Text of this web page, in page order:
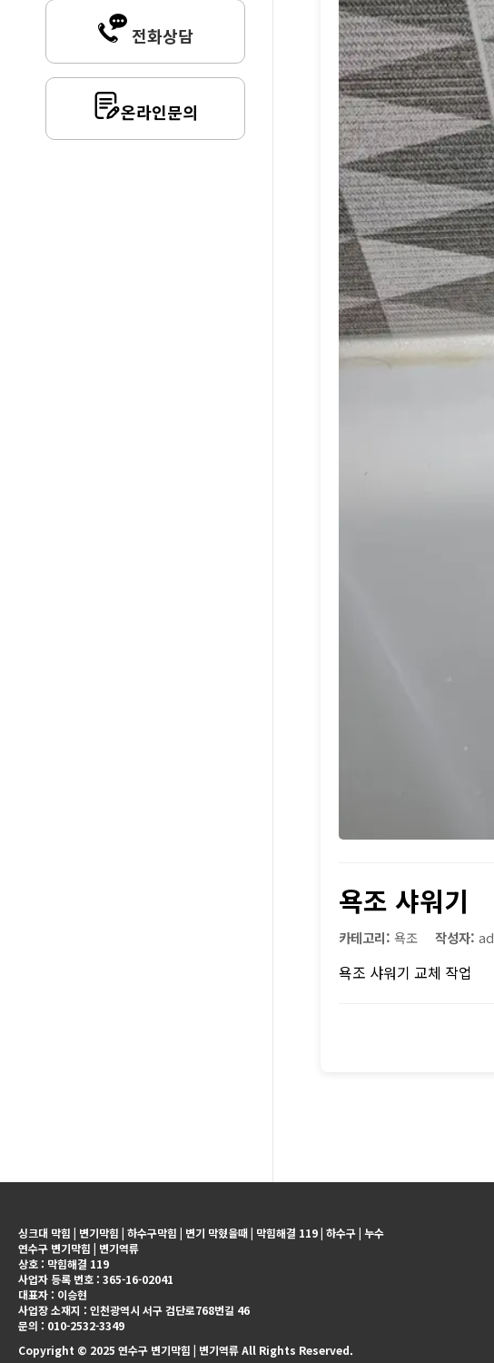
전화상담
온라인문의
욕조 샤워기
카테고리: 욕조 작성자:
욕조 샤워기 교체 작업
싱크대 막힘 | 변기막힘 | 하수구막힘 | 변기 막혔을때 | 막힘해결 119 | 하수구 | 누수
연수구 변기막힘 | 변기역류
상호 : 막힘해결 119
사업자 등록 번호 : 365-16-02041
대표자 : 이승현
사업장 소재지 : 인천광역시 서구 검단로768번길 46
문의 : 010-2532-3349
Copyright © 2025 연수구 변기막힘 | 변기역류 All Rights Reserved.